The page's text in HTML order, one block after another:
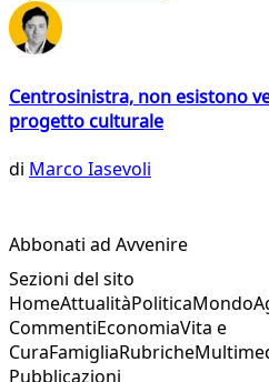
Centrosinistra, non esistono
progetto culturale
di Marco Iasevoli
Abbonati ad Avvenire
Sezioni del sito
HomeAttualitàPoliticaMondo
CommentiEconomiaVita e
CuraFamigliaRubriche
Pubblicazioni